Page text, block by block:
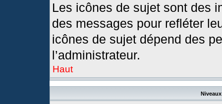
Les icônes de sujet sont des
des messages pour refléter
icônes de sujet dépend des
l’administrateur.
Haut